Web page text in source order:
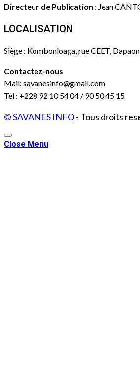
Directeur de Publication : Jean
LOCALISATION
Siège : Kombonloaga, rue CEET,
Contactez-nous
Mail: savanesinfo@gmail.com
Tél : +228 92 10 54 04 / 90 50 45 15
© SAVANES INFO- Tous droits
Close Menu